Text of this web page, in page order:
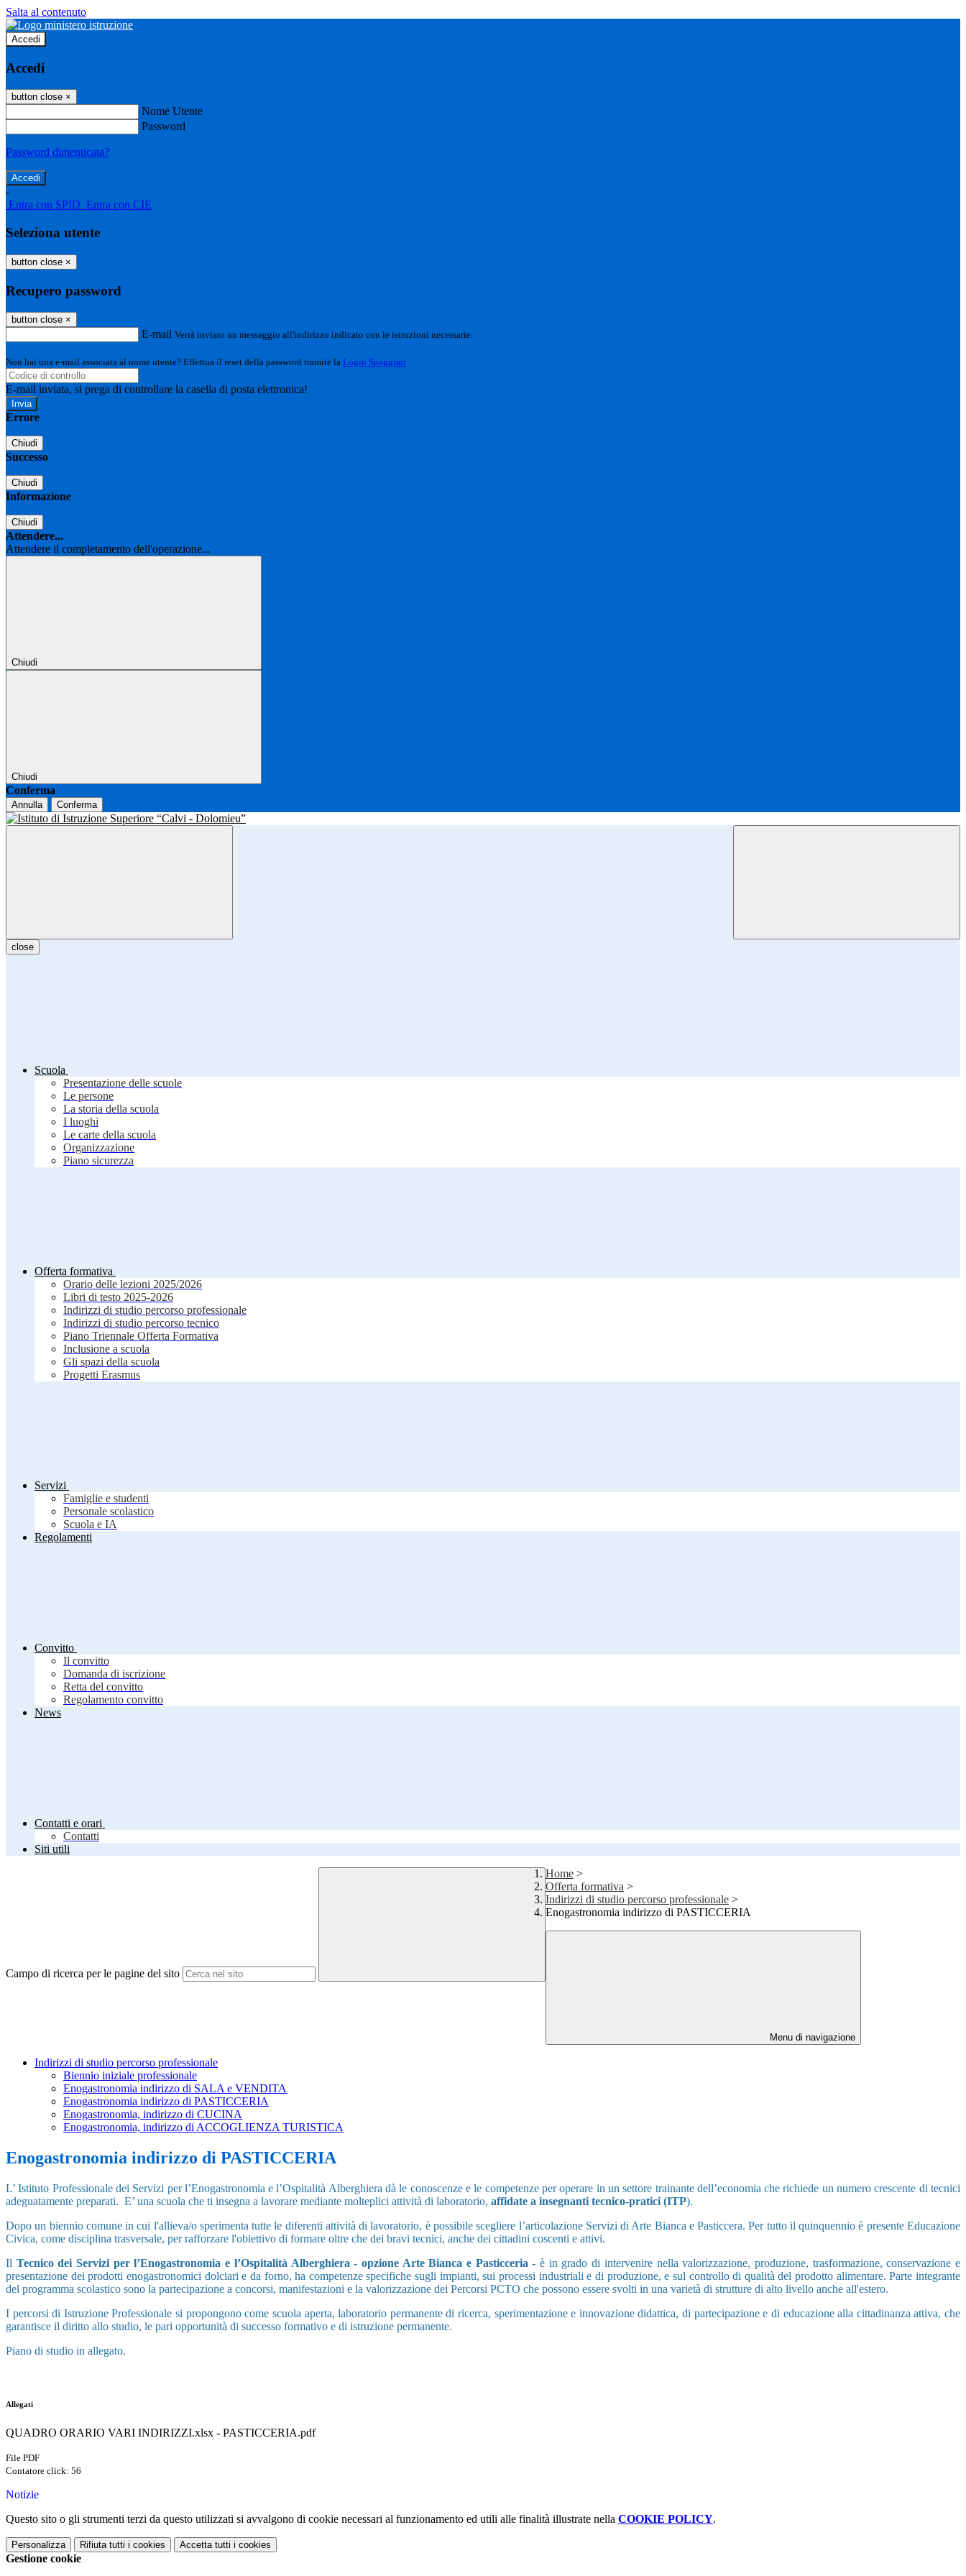
Salta al contenuto
Accedi
Accedi
button close ×
Nome Utente
Password
Password dimenticata?
-
Entra con SPID Entra con CIE
Seleziona utente
button close ×
Recupero password
button close ×
E-mail Verrà inviato un messaggio all'indirizzo indicato con le istruzioni necessarie.
Non hai una e-mail associata al nome utente? Effettua il reset della password tramite la Login Spaggiari
E-mail inviata, si prega di controllare la casella di posta elettronica!
Errore
Chiudi
Successo
Chiudi
Informazione
Chiudi
Attendere...
Attendere il completamento dell'operazione...
Chiudi
Chiudi
Conferma
Annulla Conferma
close
Scuola
Presentazione delle scuole
Le persone
La storia della scuola
I luoghi
Le carte della scuola
Organizzazione
Piano sicurezza
Offerta formativa
Orario delle lezioni 2025/2026
Libri di testo 2025-2026
Indirizzi di studio percorso professionale
Indirizzi di studio percorso tecnico
Piano Triennale Offerta Formativa
Inclusione a scuola
Gli spazi della scuola
Progetti Erasmus
Servizi
Famiglie e studenti
Personale scolastico
Scuola e IA
Regolamenti
Convitto
Il convitto
Domanda di iscrizione
Retta del convitto
Regolamento convitto
News
Contatti e orari
Contatti
Siti utili
Campo di ricerca per le pagine del sito
Home >
Offerta formativa >
Indirizzi di studio percorso professionale >
Enogastronomia indirizzo di PASTICCERIA
Menu di navigazione
Indirizzi di studio percorso professionale
Biennio iniziale professionale
Enogastronomia indirizzo di SALA e VENDITA
Enogastronomia indirizzo di PASTICCERIA
Enogastronomia, indirizzo di CUCINA
Enogastronomia, indirizzo di ACCOGLIENZA TURISTICA
Enogastronomia indirizzo di PASTICCERIA
L’ Istituto Professionale dei Servizi per l’Enogastronomia e l’Ospitalità Alberghiera dà le conoscenze e le competenze per operare in un settore trainante dell’economia che richiede un numero crescente di tecnici
adeguatamente preparati. E’ una scuola che ti insegna a lavorare mediante molteplici attività di laboratorio, affidate a insegnanti tecnico-pratici (ITP).
Dopo un biennio comune in cui l'allieva/o sperimenta tutte le diferenti attività di lavoratorio, è possibile scegliere l’articolazione Servizi di Arte Bianca e Pasticcera. Per tutto il quinquennio è presente Educazione
Civica, come disciplina trasversale, per rafforzare l'obiettivo di formare oltre che dei bravi tecnici, anche dei cittadini coscenti e attivi.
Il Tecnico dei Servizi per l’Enogastronomia e l’Ospitalità Alberghiera - opzione Arte Bianca e Pasticceria - è in grado di intervenire nella valorizzazione, produzione, trasformazione, conservazione e
presentazione dei prodotti enogastronomici dolciari e da forno, ha competenze specifiche sugli impianti, sui processi industriali e di produzione, e sul controllo di qualità del prodotto alimentare. Parte integrante
del programma scolastico sono la partecipazione a concorsi, manifestazioni e la valorizzazione dei Percorsi PCTO che possono essere svolti in una varietà di strutture di alto livello anche all'estero.
I percorsi di Istruzione Professionale si propongono come scuola aperta, laboratorio permanente di ricerca, sperimentazione e innovazione didattica, di partecipazione e di educazione alla cittadinanza attiva, che
garantisce il diritto allo studio, le pari opportunità di successo formativo e di istruzione permanente.
Piano di studio in allegato.
Allegati
QUADRO ORARIO VARI INDIRIZZI.xlsx - PASTICCERIA.pdf
File PDF
Contatore click: 56
Notizie
Questo sito o gli strumenti terzi da questo utilizzati si avvalgono di cookie necessari al funzionamento ed utili alle finalità illustrate nella COOKIE POLICY.
Personalizza Rifiuta tutti i cookies Accetta tutti i cookies
Gestione cookie